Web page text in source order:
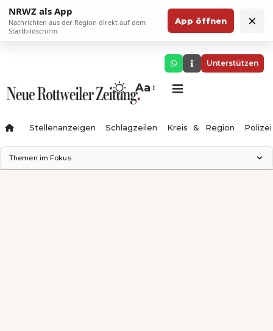
NRWZ als App
Nachrichten aus der Region direkt auf dem
Startbildschirm.
App öffnen ×
Unterstützen
Aa
Stellenanzeigen Schlagzeilen Kreis & Region Polizei
Themen im Fokus